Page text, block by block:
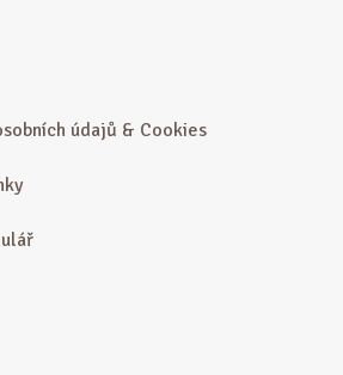
údajů & Cookies